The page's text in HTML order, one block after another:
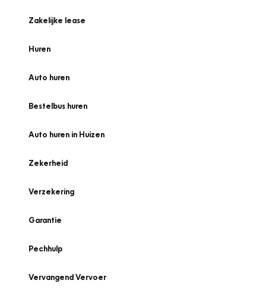
Zakelijke lease
Huren
Auto huren
Bestelbus huren
Auto huren in Huizen
Zekerheid
Verzekering
Garantie
Pechhulp
Vervangend Vervoer